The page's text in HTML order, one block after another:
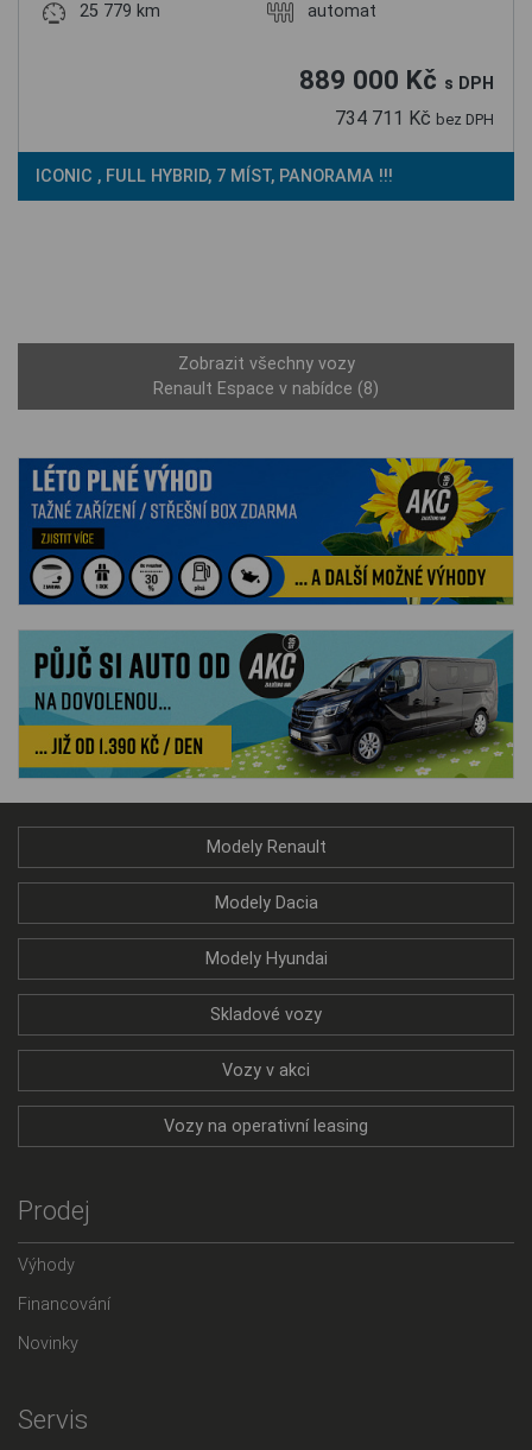
25 779 km automat
889 000 Kč s DPH
734 711 Kč bez DPH
ICONIC , FULL HYBRID, 7 MÍST, PANORAMA !!!
Zobrazit všechny vozy
Renault Espace v nabídce (8)
Modely Renault
Modely Dacia
Modely Hyundai
Skladové vozy
Vozy v akci
Vozy na operativní leasing
Prodej
Výhody
Financování
Novinky
Servis